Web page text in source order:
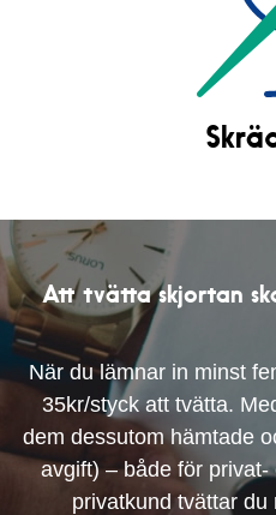
Att tvätta skjortan
När du lämnar in minst
35kr/styck att tvätta.
dem dessutom hämtade
avgift) – både för
privatkund tvättar